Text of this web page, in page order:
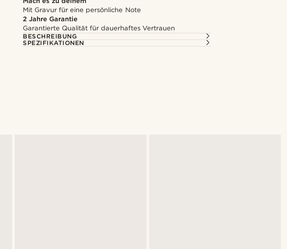
Mit Gravur für eine persönliche Note
2 Jahre Garantie
Garantierte Qualität für dauerhaftes Vertrauen
BESCHREIBUNG
SPEZIFIKATIONEN